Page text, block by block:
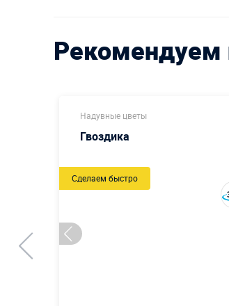
Рекомендуем
Надувные цветы
Гвоздика
Сделаем быстро